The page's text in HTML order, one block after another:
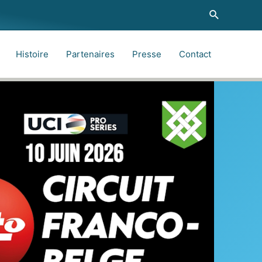
Histoire Partenaires Presse Contact